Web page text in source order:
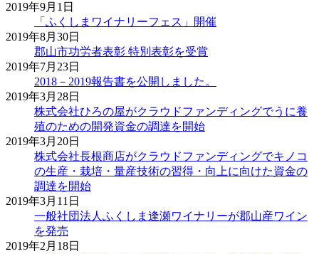
2019年9月1日
「ふくしまワイナリーフェス」開催
2019年8月30日
郡山市功労者表彰 特別表彰を受賞
2019年7月23日
2018－2019報告書を公開しました。
2019年3月28日
株式会社ひろの屋がクラウドファンディングでうに養
殖のための開発資金の調達を開始
2019年3月20日
株式会社長根商店がクラウドファンディングでキノコ
の生産・栽培・量産技術の習得・向上に向けた資金の
調達を開始
2019年3月11日
一般社団法人ふくしま逢瀬ワイナリーが郡山産ワイン
を発売
2019年2月18日